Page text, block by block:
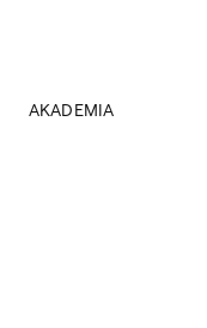
AKADEMIA